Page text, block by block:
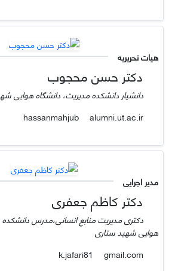
هیات تحریریه
دکتر حسن محجوب
دانشیار دانشکده مدیریت، دانشگاه هوایی
hassanmahjub
alumni.ut.ac.ir
مدیر اجرایی
دکتر کاظم جعفری
دکتری مدیریت منابع انسانی،مدرس
هوایی شهید ستاری
gmail.com